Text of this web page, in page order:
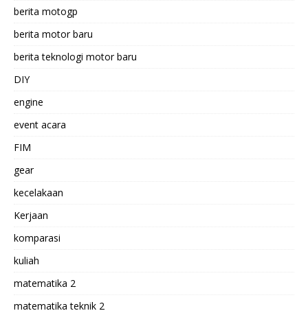
berita motogp
berita motor baru
berita teknologi motor baru
DIY
engine
event acara
FIM
gear
kecelakaan
Kerjaan
komparasi
kuliah
matematika 2
matematika teknik 2